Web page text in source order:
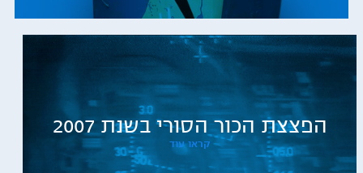
הפצצת הכור הסורי בשנת 2007
קראו עוד